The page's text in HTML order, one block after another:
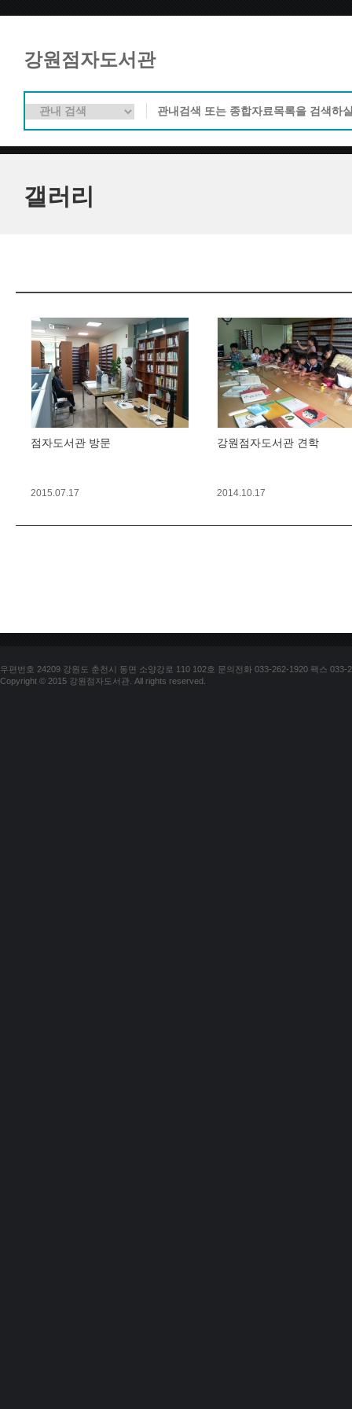
강원점자도서관
갤러리
점자도서관 방문
2015.07.17
강원점자도서관 견학
2014.10.17
우편번호 24209 강원도 춘천시 동면 소양강로 110 102호 문의전화 033-262-1920 팩스 033-
Copyright © 2015 강원점자도서관. All rights reserved.